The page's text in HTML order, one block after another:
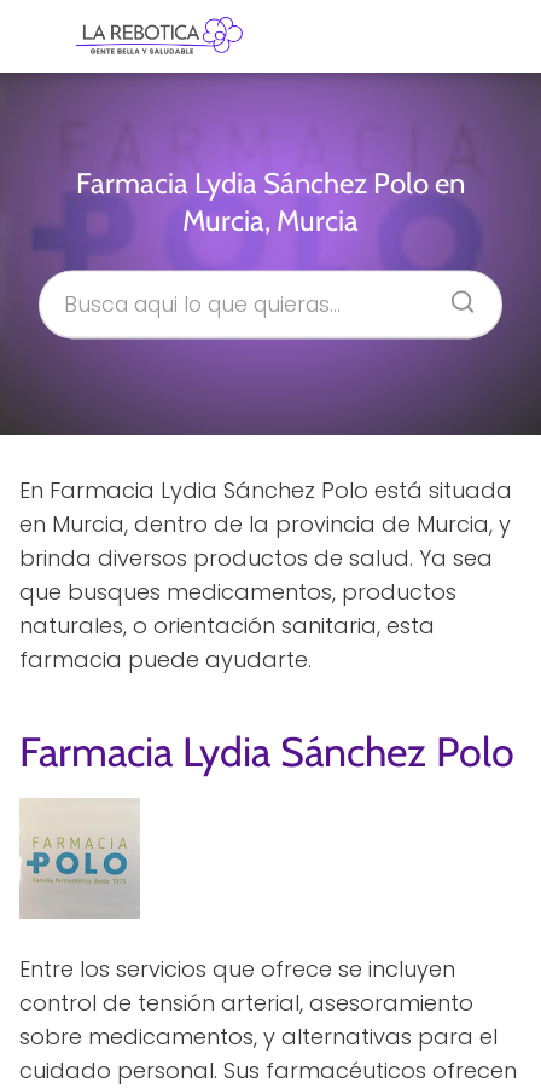
Farmacia Lydia Sánchez Polo en
Murcia, Murcia
En Farmacia Lydia Sánchez Polo está situada
en Murcia, dentro de la provincia de Murcia, y
brinda diversos productos de salud. Ya sea
que busques medicamentos, productos
naturales, o orientación sanitaria, esta
farmacia puede ayudarte.
Farmacia Lydia Sánchez Polo
Entre los servicios que ofrece se incluyen
control de tensión arterial, asesoramiento
sobre medicamentos, y alternativas para el
cuidado personal. Sus farmacéuticos ofrecen